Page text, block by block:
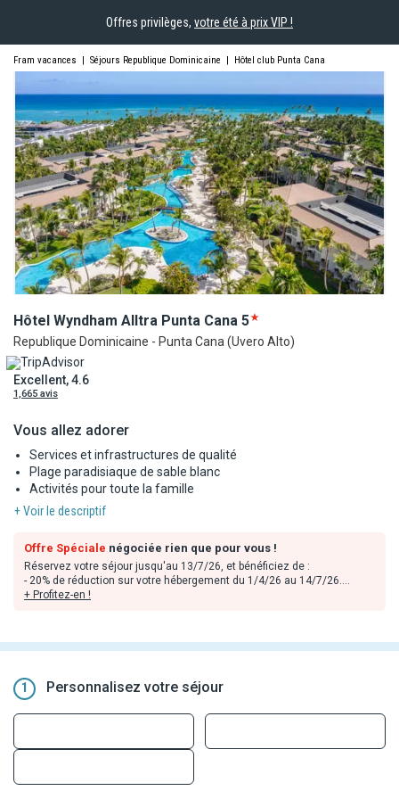
Offres privilèges, votre été à prix VIP !
Fram vacances | Séjours Republique Dominicaine | Hôtel club Punta Cana
Hôtel Wyndham Alltra Punta Cana 5
Republique Dominicaine - Punta Cana (Uvero Alto)
Excellent, 4.6
1,665 avis
Vous allez adorer
Services et infrastructures de qualité
Plage paradisiaque de sable blanc
Activités pour toute la famille
+ Voir le descriptif
Offre Spéciale négociée rien que pour vous !
Réservez votre séjour jusqu'au 13/7/26, et bénéficiez de :
- 20% de réduction sur votre hébergement du 1/4/26 au 14/7/26.
- 26% de réduction sur votre hébergement du 15/6/26 au 16/8/26.
- 20% de réduction sur votre hébergement du 24/11/26 au 3/1/27.
Remises déjà incluses dans les tarifs en ligne, valables dans la limite
+ Profitez-en !
1 Personnalisez votre séjour